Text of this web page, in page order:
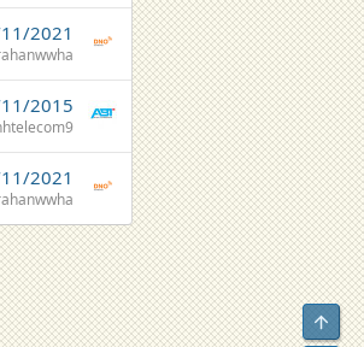
2021
2015
2021
Top